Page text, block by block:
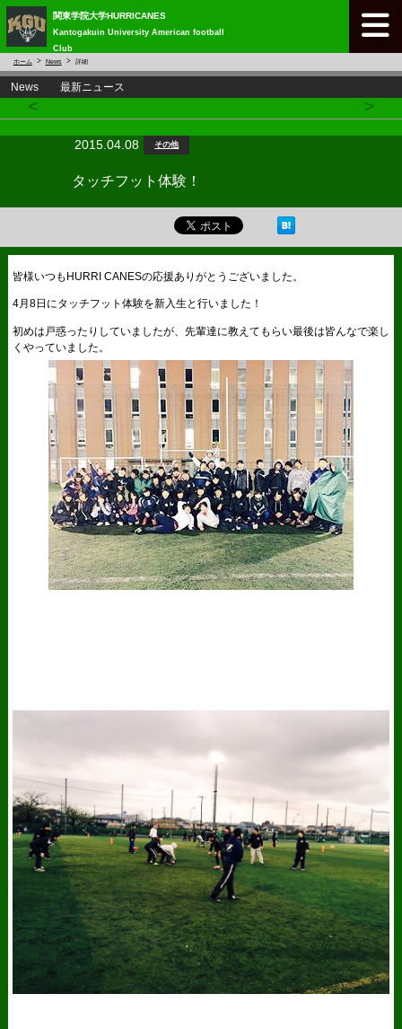
関東学院大学HURRICANES
Kantogakuin University American football
Club
ホーム News 詳細
News 最新ニュース
< >
2015.04.08 その他
タッチフット体験！
皆様いつもHURRI CANESの応援ありがとうございました。
4月8日にタッチフット体験を新入生と行いました！
初めは戸惑ったりしていましたが、先輩達に教えてもらい最後は皆んなで楽し
くやっていました。